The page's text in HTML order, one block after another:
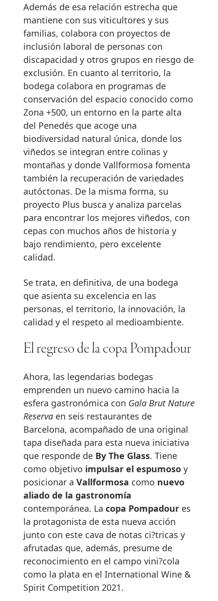
Además de esa relación estrecha que
mantiene con sus viticultores y sus
familias, colabora con proyectos de
inclusión laboral de personas con
discapacidad y otros grupos en riesgo de
exclusión. En cuanto al territorio, la
bodega colabora en programas de
conservación del espacio conocido como
Zona +500, un entorno en la parte alta
del Penedés que acoge una
biodiversidad natural única, donde los
viñedos se integran entre colinas y
montañas y donde Vallformosa fomenta
también la recuperación de variedades
autóctonas. De la misma forma, su
proyecto Plus busca y analiza parcelas
para encontrar los mejores viñedos, con
cepas con muchos años de historia y
bajo rendimiento, pero excelente
calidad.
Se trata, en definitiva, de una bodega
que asienta su excelencia en las
personas, el territorio, la innovación, la
calidad y el respeto al medioambiente.
El regreso de la copa Pompadour
Ahora, las legendarias bodegas
emprenden un nuevo camino hacia la
esfera gastronómica con Gala Brut Nature
Reserva en seis restaurantes de
Barcelona, acompañado de una original
tapa diseñada para esta nueva iniciativa
que responde de By The Glass. Tiene
como objetivo impulsar el espumoso y
posicionar a Vallformosa como nuevo
aliado de la gastronomía
contemporánea. La copa Pompadour es
la protagonista de esta nueva acción
junto con este cava de notas ci?tricas y
afrutadas que, además, presume de
reconocimiento en el campo vini?cola
como la plata en el International Wine &
Spirit Competition 2021.